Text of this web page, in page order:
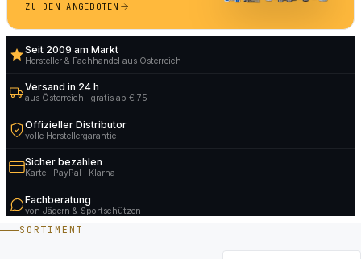
ZU DEN ANGEBOTEN
Seit 2009 am Markt
Hersteller & Fachhandel aus Österreich
Versand in 24 h
aus Österreich · gratis ab € 75
Offizieller Distributor
volle Herstellergarantie
Sicher bezahlen
Karte · PayPal · Klarna
Fachberatung
von Jägern & Sportschützen
SORTIMENT